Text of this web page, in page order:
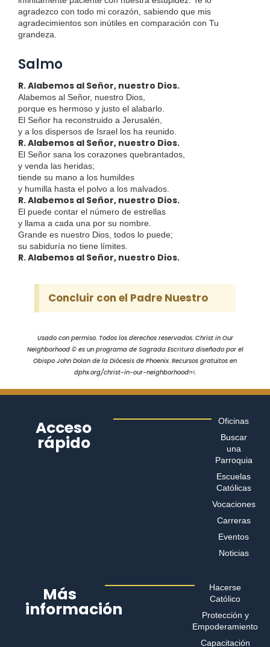
agradezco con todo mi corazón, sabiendo que mis
agradecimientos son inútiles en comparación con Tu
grandeza.
Salmo
R. Alabemos al Señor, nuestro Dios.
Alabemos al Señor, nuestro Dios,
porque es hermoso y justo el alabarlo.
El Señor ha reconstruido a Jerusalén,
y a los dispersos de Israel los ha reunido.
R. Alabemos al Señor, nuestro Dios.
El Señor sana los corazones quebrantados,
y venda las heridas;
tiende su mano a los humildes
y humilla hasta el polvo a los malvados.
R. Alabemos al Señor, nuestro Dios.
El puede contar el número de estrellas
y llama a cada una por su nombre.
Grande es nuestro Dios, todos lo puede;
su sabiduría no tiene límites.
R. Alabemos al Señor, nuestro Dios.
Concluir con el Padre Nuestro
Usado con permiso. Todos los derechos reservados. Christ in Our
Neighborhood © es un programa de Sagrada Escritura diseñado por el
Obispo John Dolan de la Diócesis de Phoenix. Recursos gratuitos en
dphx.org/christ-in-our-neighborhood￼.
Acceso
rápido
Oficinas
Buscar
una
Parroquia
Escuelas
Católicas
Vocaciones
Carreras
Eventos
Noticias
Más
información
Hacerse
Católico
Protección y
Empoderamiento
Capacitación